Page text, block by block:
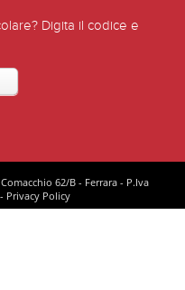
Digita il codice e
62/B - Ferrara - P.Iva
Privacy Policy